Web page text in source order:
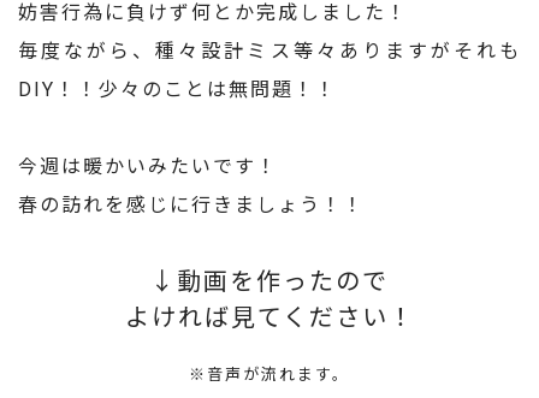
妨害行為に負けず何とか完成しました！
毎度ながら、種々設計ミス等々ありますがそれも
DIY！！少々のことは無問題！！
今週は暖かいみたいです！
春の訪れを感じに行きましょう！！
↓動画を作ったので
よければ見てください！
※音声が流れます。